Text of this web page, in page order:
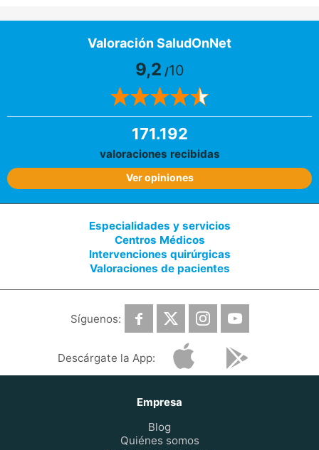
Valoración SaludOnNet
9,2 /10
171.192
valoraciones recibidas
Ver opiniones
Especialidades y servicios
Centros Médicos
Intervenciones quirúrgicas
Valoraciones de pacientes
Síguenos:
Descárgate la App:
Empresa
Blog
Quiénes somos